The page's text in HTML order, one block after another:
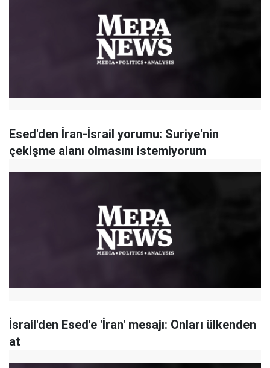
Esed'den İran-İsrail yorumu: Suriye'nin
çekişme alanı olmasını istemiyorum
İsrail'den Esed'e 'İran' mesajı: Onları ülkenden
at